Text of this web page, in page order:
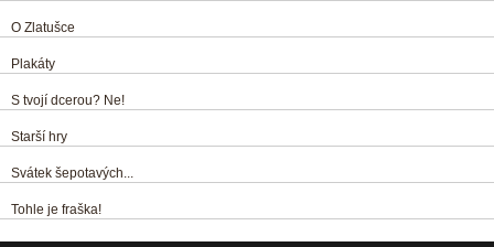
O Zlatušce
Plakáty
S tvojí dcerou? Ne!
Starší hry
Svátek šepotavých...
Tohle je fraška!